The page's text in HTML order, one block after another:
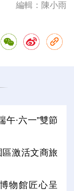
編輯：陳小雨
午·六一”雙節
激活文商旅
物館匠心呈